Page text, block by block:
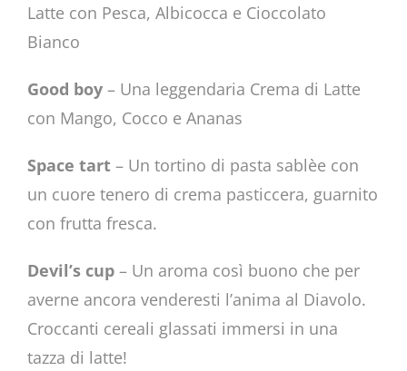
Latte con Pesca, Albicocca e Cioccolato
Bianco
Good boy– Una leggendaria Crema di Latte
con Mango, Cocco e Ananas
Space tart – Un tortino di pasta sablèe con
un cuore tenero di crema pasticcera, guarnito
con frutta fresca.
Devil’s cup– Un aroma così buono che per
averne ancora venderesti l’anima al Diavolo.
Croccanti cereali glassati immersi in una
tazza di latte!